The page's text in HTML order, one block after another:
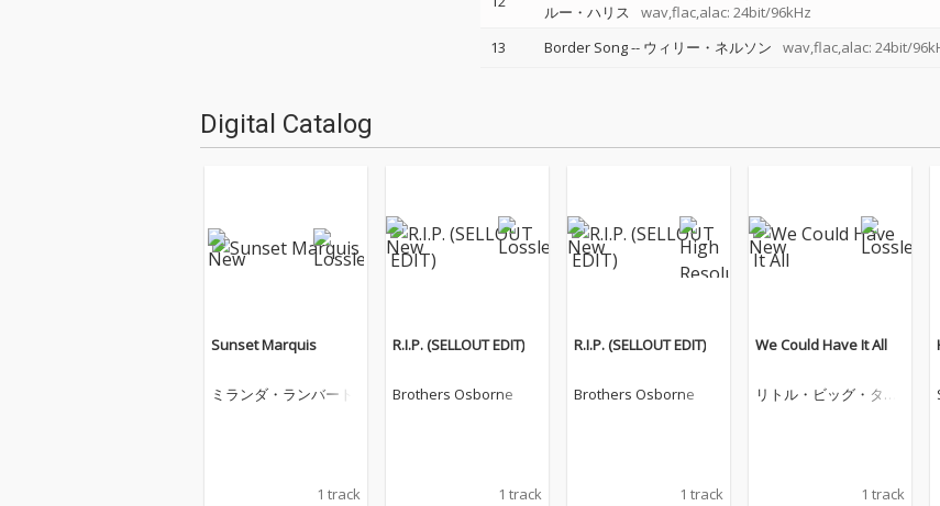
ルー・ハリス
wav,flac,alac: 24bit/96kHz
13 Border Song-- ウィリー・ネルソン wav,flac,alac: 24bit/
Digital Catalog
Sunset Marquis
ミランダ・ランバート
1 track
R.I.P. (SELLOUT EDIT)
Brothers Osborne
1 track
R.I.P. (SELLOUT EDIT)
Brothers Osborne
1 track
We Could Have It All
リトル・ビッグ・タウ
1 track